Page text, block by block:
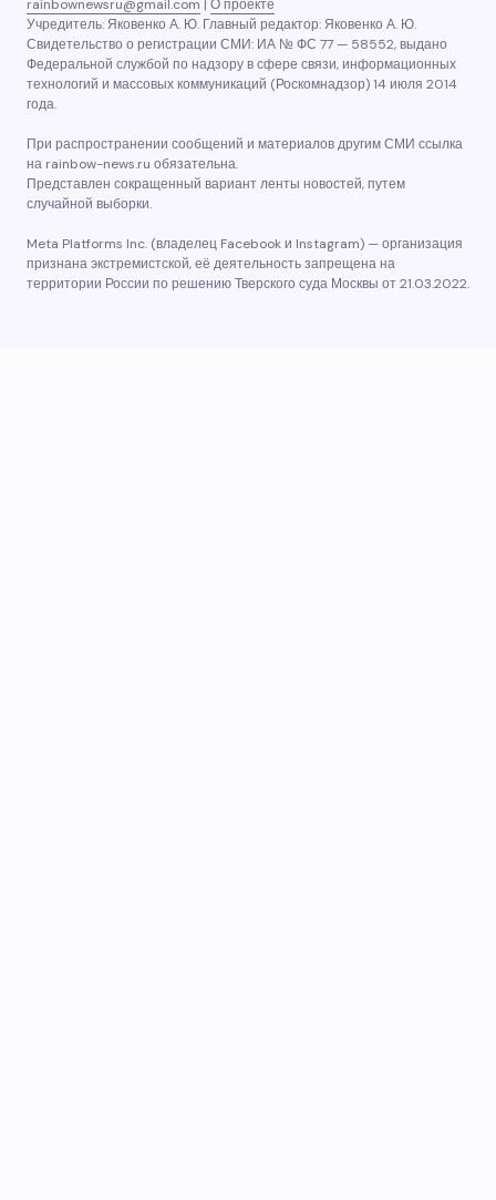
rainbownewsru@gmail.com
О проекте
Учредитель: Яковенко А. Ю. Главный редактор: Яковенко А. Ю.
Свидетельство о регистрации СМИ: ИА № ФС 77 — 58552, выдано
Федеральной службой по надзору в сфере связи, информационных
технологий и массовых коммуникаций (Роскомнадзор) 14 июля 2014
года.
При распространении сообщений и материалов другим СМИ ссылка
на rainbow-news.ru обязательна.
Представлен сокращенный вариант ленты новостей, путем
случайной выборки.
Meta Platforms Inc. (владелец Facebook и Instagram) — организация
признана экстремистской, её деятельность запрещена на
территории России по решению Тверского суда Москвы от 21.03.2022.